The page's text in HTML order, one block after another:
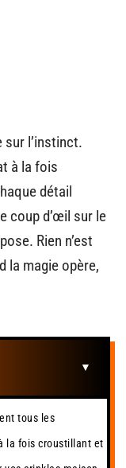
sur l’instinct.
à la fois
détail
coup d’œil sur le
Rien n’est
la magie opère,
tous les
la fois croustillant et